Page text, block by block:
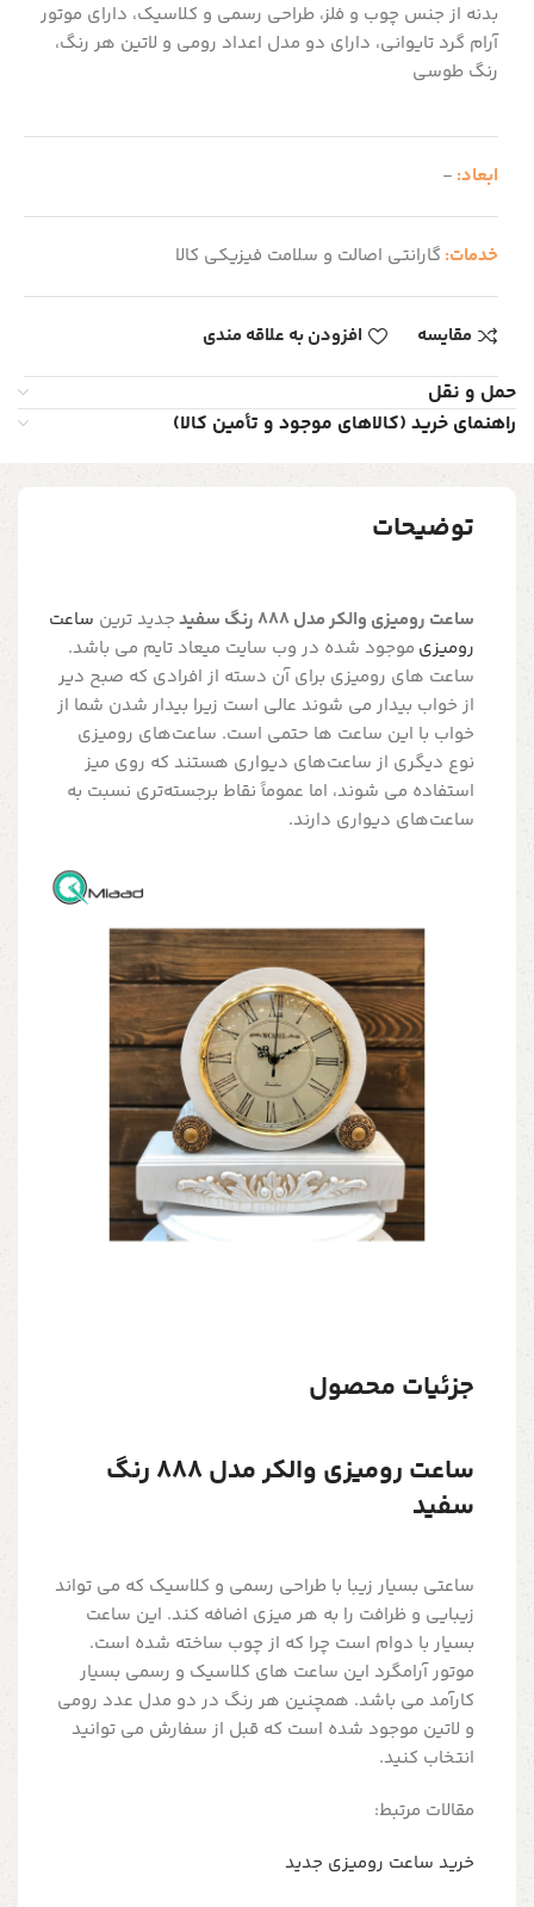
بدنه از جنس چوب و فلز، طراحی رسمی و کلاسیک، دارای موتور
آرام گرد تایوانی، دارای دو مدل اعداد رومی و لاتین هر رنگ،
رنگ طوسی
ابعاد: -
خدمات: گارانتی اصالت و سلامت فیزیکی کالا
مقایسه افزودن به علاقه مندی
حمل و نقل
راهنمای خرید (کالاهای موجود و تأمین کالا)
توضیحات
ساعت رومیزی والکر مدل 888 رنگ سفید جدید ترین ساعت
رومیزی موجود شده در وب سایت میعاد تایم می باشد.
ساعت های رومیزی برای آن دسته از افرادی که صبح دیر
از خواب بیدار می شوند عالی است زیرا بیدار شدن شما از
خواب با این ساعت ها حتمی است. ساعت‌های رومیزی
نوع دیگری از ساعت‌های دیواری هستند که روی میز
استفاده می شوند، اما عموماً نقاط برجسته‌تری نسبت به
ساعت‌های دیواری دارند.
جزئیات محصول
ساعت رومیزی والکر مدل 888 رنگ
سفید
ساعتی بسیار زیبا با طراحی رسمی و کلاسیک که می تواند
زیبایی و ظرافت را به هر میزی اضافه کند. این ساعت
بسیار با دوام است چرا که از چوب ساخته شده است.
موتور آرامگرد این ساعت های کلاسیک و رسمی بسیار
کارآمد می باشد. همچنین هر رنگ در دو مدل عدد رومی
و لاتین موجود شده است که قبل از سفارش می توانید
انتخاب کنید.
مقالات مرتبط:
خرید ساعت رومیزی جدید